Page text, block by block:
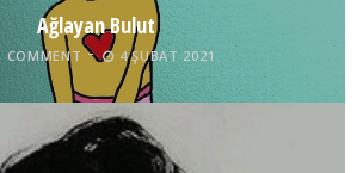
Ağlayan Bulut
COMMENT 4 ŞUBAT 2021